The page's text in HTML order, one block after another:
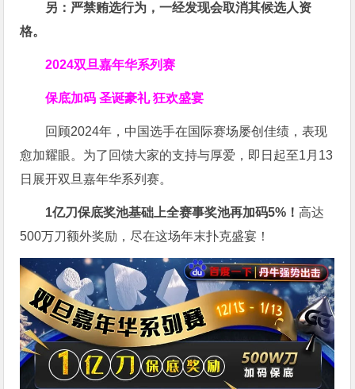
另：严禁贿选行为，一经发现会取消其候选人资
格。
2024双旦嘉年华系列赛
保底加码 圣诞豪礼 狂欢盛宴
回顾2024年，中国选手在国际赛场屡创佳绩，表现
愈加耀眼。为了回馈大家的支持与厚爱，即日起至1月13
日展开双旦嘉年华系列赛。
1亿刀保底奖池基础上全赛事奖池再加码5% ！ 高达
500万刀额外奖励，尽在这场年末扑克盛宴！